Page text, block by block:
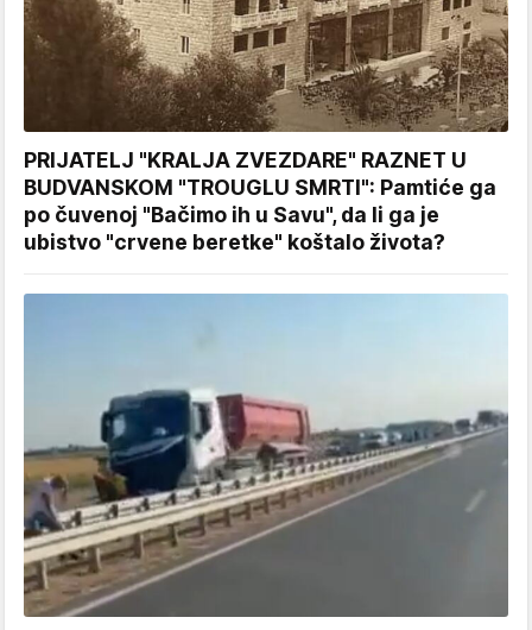
PRIJATELJ "KRALJA ZVEZDARE" RAZNET U
BUDVANSKOM "TROUGLU SMRTI": Pamtiće ga
po čuvenoj "Bačimo ih u Savu", da li ga je
ubistvo "crvene beretke" koštalo života?